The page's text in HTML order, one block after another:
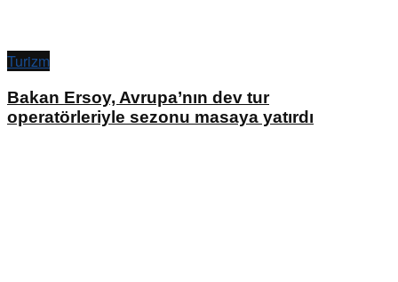
Turizm
Bakan Ersoy, Avrupa’nın dev tur
operatörleriyle sezonu masaya yatırdı